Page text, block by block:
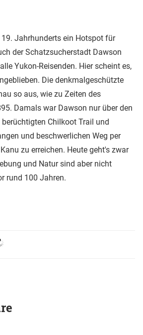
Jahrhunderts ein Hotspot für
der Schatzsucherstadt Dawson
Yukon-Reisenden. Hier scheint es,
Die denkmalgeschützte
so aus, wie zu Zeiten des
Damals war Dawson nur über den
Chilkoot Trail und
und beschwerlichen Weg per
zu erreichen. Heute geht's zwar
und Natur sind aber nicht
rund 100 Jahren.